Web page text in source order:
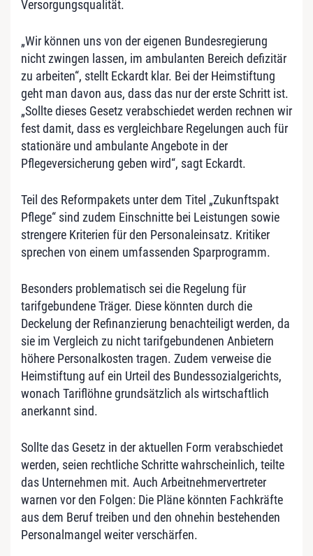
Versorgungsqualität.
„Wir können uns von der eigenen Bundesregierung
nicht zwingen lassen, im ambulanten Bereich defizitär
zu arbeiten“, stellt Eckardt klar. Bei der Heimstiftung
geht man davon aus, dass das nur der erste Schritt ist.
„Sollte dieses Gesetz verabschiedet werden rechnen wir
fest damit, dass es vergleichbare Regelungen auch für
stationäre und ambulante Angebote in der
Pflegeversicherung geben wird“, sagt Eckardt.
Teil des Reformpakets unter dem Titel „Zukunftspakt
Pflege“ sind zudem Einschnitte bei Leistungen sowie
strengere Kriterien für den Personaleinsatz. Kritiker
sprechen von einem umfassenden Sparprogramm.
Besonders problematisch sei die Regelung für
tarifgebundene Träger. Diese könnten durch die
Deckelung der Refinanzierung benachteiligt werden, da
sie im Vergleich zu nicht tarifgebundenen Anbietern
höhere Personalkosten tragen. Zudem verweise die
Heimstiftung auf ein Urteil des Bundessozialgerichts,
wonach Tariflöhne grundsätzlich als wirtschaftlich
anerkannt sind.
Sollte das Gesetz in der aktuellen Form verabschiedet
werden, seien rechtliche Schritte wahrscheinlich, teilte
das Unternehmen mit. Auch Arbeitnehmervertreter
warnen vor den Folgen: Die Pläne könnten Fachkräfte
aus dem Beruf treiben und den ohnehin bestehenden
Personalmangel weiter verschärfen.